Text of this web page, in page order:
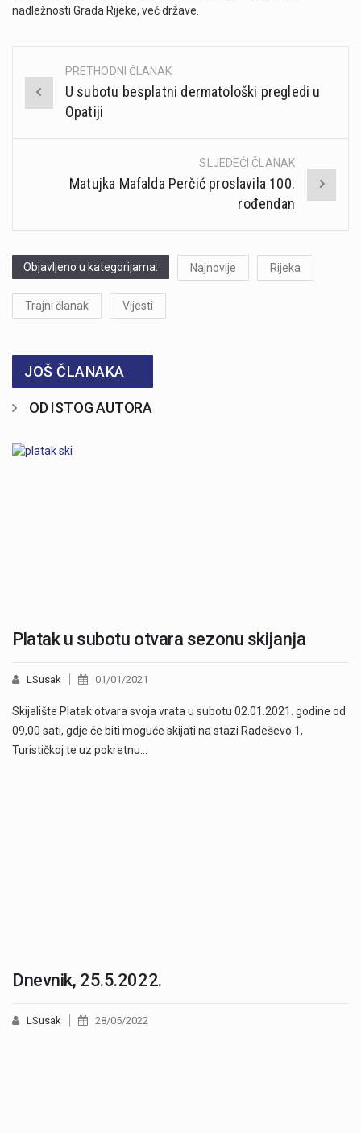
nadležnosti Grada Rijeke, već države.
Post
navigation
PRETHODNI ČLANAK
U subotu besplatni dermatološki pregledi u
Opatiji
SLJEDEĆI ČLANAK
Matujka Mafalda Perčić proslavila 100.
rođendan
Objavljeno u kategorijama: Najnovije Rijeka
Trajni članak Vijesti
JOŠ ČLANAKA
OD ISTOG AUTORA
Platak u subotu otvara sezonu skijanja
LSusak 01/01/2021
Skijalište Platak otvara svoja vrata u subotu 02.01.2021. godine od
09,00 sati, gdje će biti moguće skijati na stazi Radeševo 1,
Turističkoj te uz pokretnu…
Dnevnik, 25.5.2022.
LSusak 28/05/2022